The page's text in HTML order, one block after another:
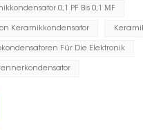
0,1 PF Bis 0,1 ΜF
Keramikkondensator
Für Die Elektronik